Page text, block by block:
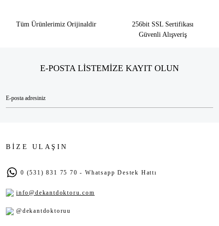
Tüm Ürünlerimiz Orijinaldir
256bit SSL Sertifikası
Güvenli Alışveriş
E-POSTA LİSTEMİZE KAYIT OLUN
BİZE ULAŞIN
0 (531) 831 75 70 - Whatsapp Destek Hattı
info@dekantdoktoru.com
@dekantdoktoruu